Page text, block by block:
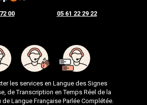
00 05 61 22 29 22
les services en Langue des Signes
de Transcription en Temps Réel de la
de Langue Française Parlée Complétée.